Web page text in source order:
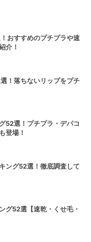
おすすめのプチプラや速
介！
！落ちないリップをプチ
52選！プチプラ・デパコ
登場！
ング52選！徹底調査して
グ52選【速乾・くせ毛・